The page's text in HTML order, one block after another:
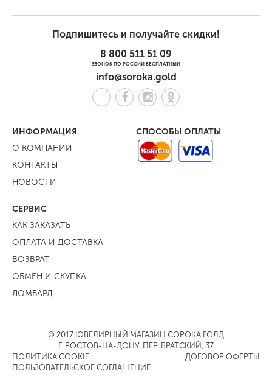
Подпишитесь и получайте скидки!
8 800 511 51 09
ЗВОНОК ПО РОССИИ БЕСПЛАТНЫЙ
info@soroka.gold
ИНФОРМАЦИЯ
О КОМПАНИИ
КОНТАКТЫ
НОВОСТИ
СПОСОБЫ ОПЛАТЫ
СЕРВИС
КАК ЗАКАЗАТЬ
ОПЛАТА И ДОСТАВКА
ВОЗВРАТ
ОБМЕН И СКУПКА
ЛОМБАРД
© 2017 ЮВЕЛИРНЫЙ МАГАЗИН СОРОКА ГОЛД
Г. РОСТОВ-НА-ДОНУ, ПЕР. БРАТСКИЙ, 37
ПОЛИТИКА COOKIE
ДОГОВОР ОФЕРТЫ
ПОЛЬЗОВАТЕЛЬСКОЕ СОГЛАШЕНИЕ